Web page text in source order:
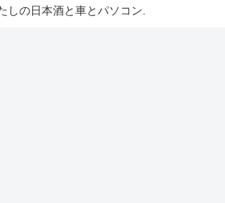
しの日本酒と車とパソコン.